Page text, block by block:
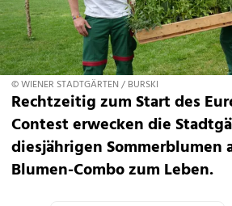
© WIENER STADTGÄRTEN / BURSKI
Rechtzeitig zum Start des
Contest erwecken die
diesjährigen Sommerblumen
Blumen-Combo zum Leben.